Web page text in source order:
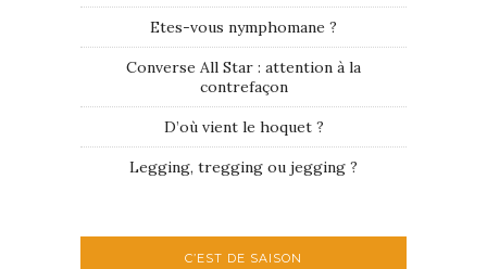
Etes-vous nymphomane ?
Converse All Star : attention à la
contrefaçon
D’où vient le hoquet ?
Legging, tregging ou jegging ?
C’EST DE SAISON